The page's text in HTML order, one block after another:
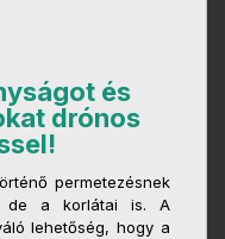
és
drónos
permetezésnek
de a korlátai is. A
lehetőség, hogy a